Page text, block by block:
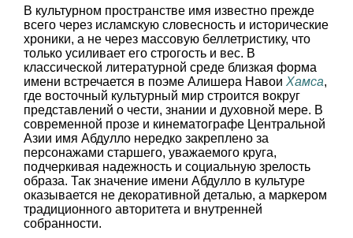
В культурном пространстве имя известно прежде
всего через исламскую словесность и исторические
хроники, а не через массовую беллетристику, что
только усиливает его строгость и вес. В
классической литературной среде близкая форма
имени встречается в поэме Алишера Навои Хамса,
где восточный культурный мир строится вокруг
представлений о чести, знании и духовной мере. В
современной прозе и кинематографе Центральной
Азии имя Абдулло нередко закреплено за
персонажами старшего, уважаемого круга,
подчеркивая надежность и социальную зрелость
образа. Так значение имени Абдулло в культуре
оказывается не декоративной деталью, а маркером
традиционного авторитета и внутренней
собранности.